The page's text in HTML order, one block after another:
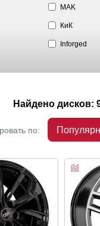
MAK
КиК
Inforged
Найдено дисков:
по: